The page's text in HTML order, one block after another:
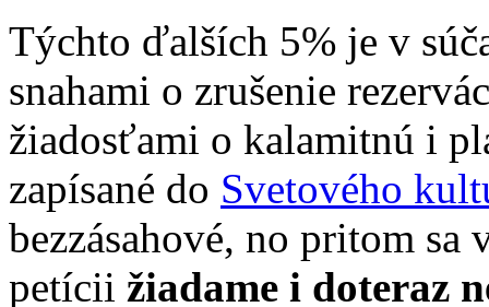
Týchto ďalších 5% je v
snahami o zrušenie
žiadosťami o kalamitnú i
zapísané do Svetového
bezzásahové, no pritom
petícii žiadame i doteraz